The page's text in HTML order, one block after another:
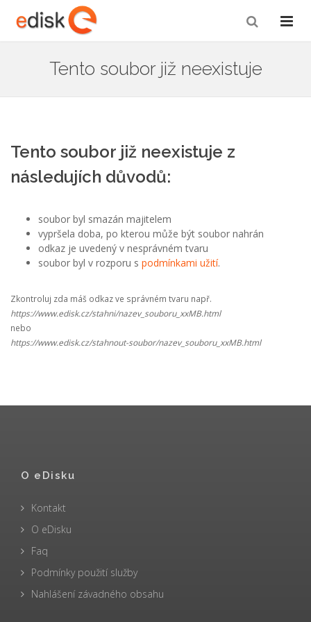
Tento soubor již neexistuje
Tento soubor již neexistuje z
následujích důvodů:
soubor byl smazán majitelem
vypršela doba, po kterou může být soubor nahrán
odkaz je uvedený v nesprávném tvaru
soubor byl v rozporu s podmínkami užití.
Zkontroluj zda máš odkaz ve správném tvaru např.
https://www.edisk.cz/stahni/nazev_souboru_xxMB.html
nebo
https://www.edisk.cz/stahnout-soubor/nazev_souboru_xxMB.html
O eDisku
Kontakt
O eDisku
Faq
Podmínky použití služby
Nahlášení závadného obsahu